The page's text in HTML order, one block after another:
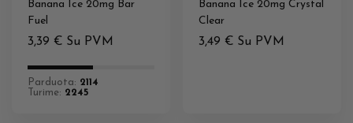
Banana Ice 20mg Bar
Fuel
3,39 € Su PVM
Parduota: 2114
Turime: 2245
Banana Ice 20mg Crystal
Clear
3,49 € Su PVM